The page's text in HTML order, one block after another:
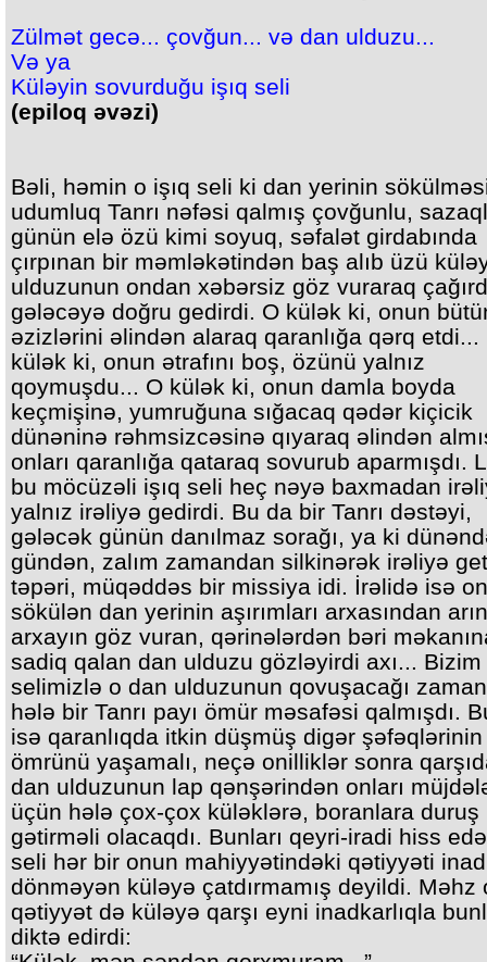
Zülmət gecə... çovğun... və dan ulduzu...
Və ya
Küləyin sovurduğu işıq seli
(epiloq əvəzi)
Bəli, həmin o işıq seli ki dan yerinin
udumluq Tanrı nəfəsi qalmış çovğunlu,
günün elə özü kimi soyuq, səfalət girdabında
çırpınan bir məmləkətindən baş alıb üzü
ulduzunun ondan xəbərsiz göz vuraraq
gələcəyə doğru gedirdi. O külək ki, onun
əzizlərini əlindən alaraq qaranlığa qərq etdi...
külək ki, onun ətrafını boş, özünü yalnız
qoymuşdu... O külək ki, onun damla boyda
keçmişinə, yumruğuna sığacaq qədər kiçicik
dünəninə rəhmsizcəsinə qıyaraq əlindən
onları qaranlığa qataraq sovurub aparmışdı.
bu möcüzəli işıq seli heç nəyə baxmadan
yalnız irəliyə gedirdi. Bu da bir Tanrı dəstəyi,
gələcək günün danılmaz sorağı, ya ki
gündən, zalım zamandan silkinərək irəliyə
təpəri, müqəddəs bir missiya idi. İrəlidə isə
sökülən dan yerinin aşırımları arxasından
arxayın göz vuran, qərinələrdən bəri
sadiq qalan dan ulduzu gözləyirdi axı... Bizim
selimizlə o dan ulduzunun qovuşacağı
hələ bir Tanrı payı ömür məsafəsi qalmışdı.
isə qaranlıqda itkin düşmüş digər
ömrünü yaşamalı, neçə onilliklər sonra
dan ulduzunun lap qənşərindən onları
üçün hələ çox-çox küləklərə, boranlara duruş
gətirməli olacaqdı. Bunları qeyri-iradi hiss
seli hər bir onun mahiyyətindəki qətiyyəti
dönməyən küləyə çatdırmamış deyildi. Məhz
qətiyyət də küləyə qarşı eyni inadkarlıqla
diktə edirdi: